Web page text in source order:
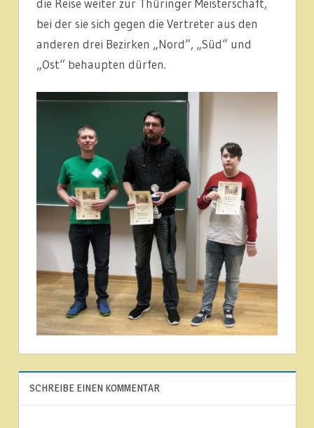
bei der sie sich gegen die Vertreter aus den
anderen drei Bezirken „Nord“, „Süd“ und
„Ost“ behaupten dürfen.
ILMENAUER
SCHREIBE EINEN KOMMENTAR